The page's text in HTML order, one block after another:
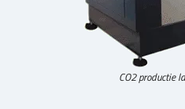
CO2 productie